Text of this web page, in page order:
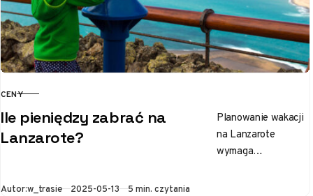
KATEGORIA
CENY
Ile pieniędzy zabrać na
Lanzarote?
Planowanie wakacji
na Lanzarote
wymaga
Autor:w_trasie Opublikowano
2025-05-13 5 min. czytania